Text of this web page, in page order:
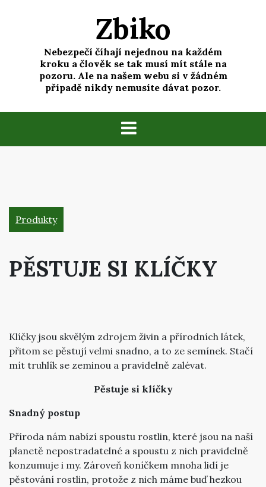
Zbiko
Nebezpečí číhají nejednou na každém
kroku a člověk se tak musí mít stále na
pozoru. Ale na našem webu si v žádném
případě nikdy nemusíte dávat pozor.
Produkty
PĚSTUJE SI KLÍČKY
Klíčky jsou skvělým zdrojem živin a přírodních látek,
přitom se pěstují velmi snadno, a to ze semínek. Stačí
mít truhlík se zeminou a pravidelně zalévat.
Pěstuje si klíčky
Snadný postup
Příroda nám nabízí spoustu rostlin, které jsou na naší
planetě nepostradatelné a spoustu z nich pravidelně
konzumuje i my. Zároveň koníčkem mnoha lidí je
pěstování rostlin, protože z nich máme buď hezkou